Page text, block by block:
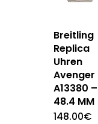
Breitling
Replica
Uhren
Avenger
A13380 –
48.4 MM
148.00€